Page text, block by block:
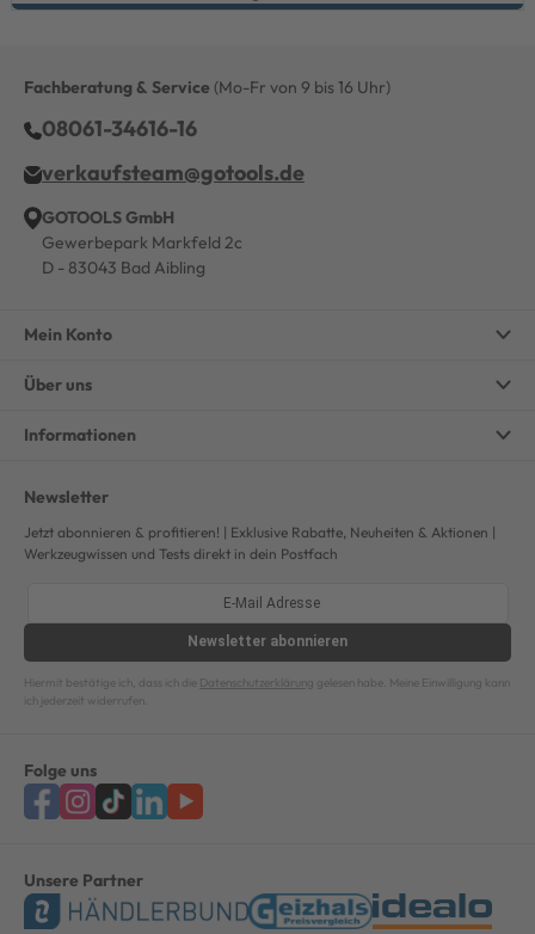
Fachberatung & Service (Mo-Fr von 9 bis 16 Uhr)
08061-34616-16
verkaufsteam@gotools.de
GOTOOLS GmbH
Gewerbepark Markfeld 2c
D - 83043 Bad Aibling
Mein Konto
Über uns
Informationen
Newsletter
Jetzt abonnieren & profitieren! | Exklusive Rabatte, Neuheiten & Aktionen |
Werkzeugwissen und Tests direkt in dein Postfach
Newsletter abonnieren
Hiermit bestätige ich, dass ich die Datenschutzerklärung gelesen habe. Meine Einwilligung kann
ich jederzeit widerrufen.
Folge uns
Unsere Partner